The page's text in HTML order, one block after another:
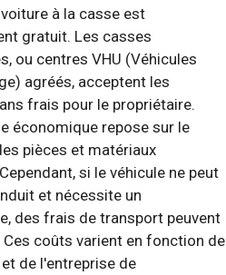
à la casse est
gratuit. Les casses
ou centres VHU (Véhicules
agréés, acceptent les
frais pour le propriétaire.
économique repose sur le
pièces et matériaux
si le véhicule ne peut
et nécessite un
des frais de transport peuvent
Ces coûts varient en fonction de
de l'entreprise de